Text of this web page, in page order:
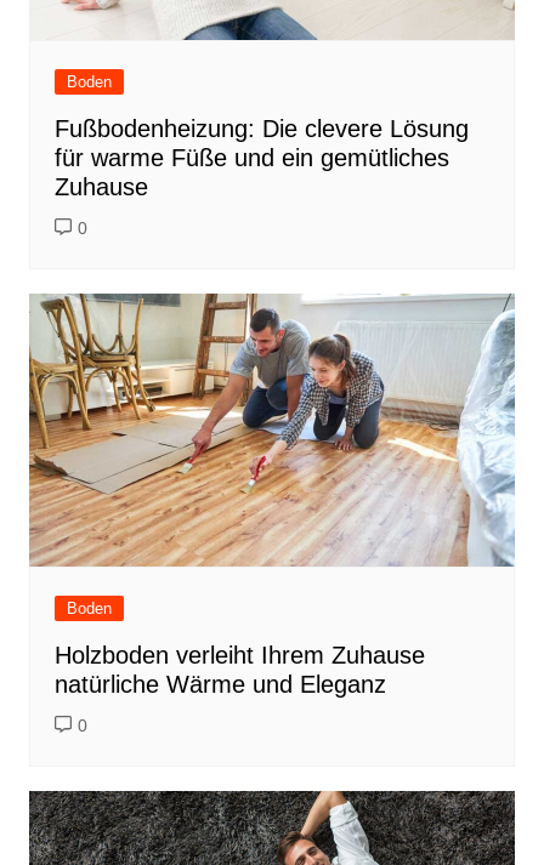
Boden
Fußbodenheizung: Die clevere Lösung
für warme Füße und ein gemütliches
Zuhause
0
Boden
Holzboden verleiht Ihrem Zuhause
natürliche Wärme und Eleganz
0